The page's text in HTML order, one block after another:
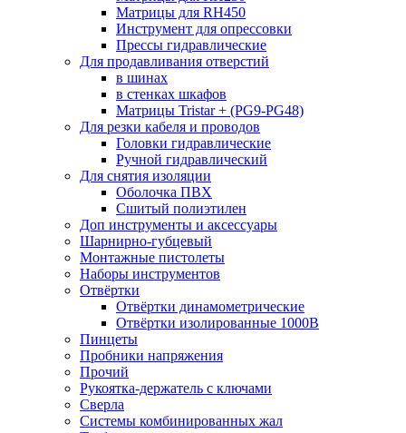
Матрицы для RH450
Инструмент для опрессовки
Прессы гидравлические
Для продавливания отверстий
в шинах
в стенках шкафов
Матрицы Tristar + (PG9-PG48)
Для резки кабеля и проводов
Головки гидравлические
Ручной гидравлический
Для снятия изоляции
Оболочка ПВХ
Сшитый полиэтилен
Доп инструменты и аксессуары
Шарнирно-губцевый
Монтажные пистолеты
Наборы инструментов
Отвёртки
Отвёртки динамометрические
Отвёртки изолированные 1000В
Пинцеты
Пробники напряжения
Прочий
Рукоятка-держатель с ключами
Сверла
Системы комбинированных жал